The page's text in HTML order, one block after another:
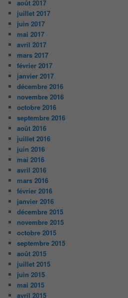
août 2017
juillet 2017
juin 2017
mai 2017
avril 2017
mars 2017
février 2017
janvier 2017
décembre 2016
novembre 2016
octobre 2016
septembre 2016
août 2016
juillet 2016
juin 2016
mai 2016
avril 2016
mars 2016
février 2016
janvier 2016
décembre 2015
novembre 2015
octobre 2015
septembre 2015
août 2015
juillet 2015
juin 2015
mai 2015
avril 2015